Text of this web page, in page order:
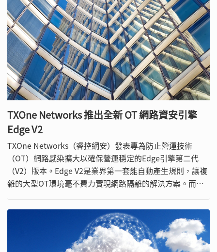
TXOne Networks 推出全新 OT 網路資安引擎
Edge V2
TXOne Networks（睿控網安）發表專為防止營運技術
（OT）網路感染擴大以確保營運穩定的Edge引擎第二代
（V2）版本。Edge V2是業界第一套能自動產生規則，讓複
雜的大型OT環境毫不費力實現網路隔離的解決方案。而
覽館二館攤位P5322上首度展出Edge OT網路資安裝置的強